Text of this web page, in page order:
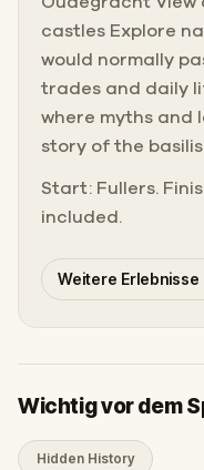
castles Explore
would normally
trades and daily
where myths and
story of the
Start: Fullers.
included.
Weitere Erlebnisse
Wichtig vor dem
Hidden History